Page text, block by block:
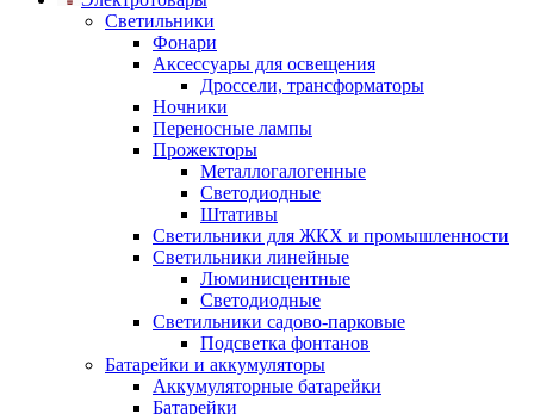
Светильники
Фонари
Аксессуары для освещения
Дроссели, трансформаторы
Ночники
Переносные лампы
Прожекторы
Металлогалогенные
Светодиодные
Штативы
Светильники для ЖКХ и промышленности
Светильники линейные
Люминисцентные
Светодиодные
Светильники садово-парковые
Подсветка фонтанов
Батарейки и аккумуляторы
Аккумуляторные батарейки
Батарейки